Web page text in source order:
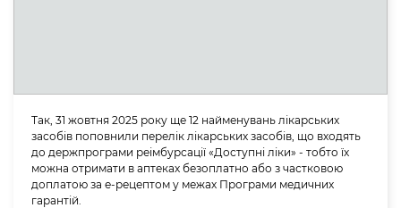
Так, 31 жовтня 2025 року ще 12 найменувань лікарських
засобів поповнили перелік лікарських засобів, що входять
до держпрограми реімбурсації «Доступні ліки» - тобто їх
можна отримати в аптеках безоплатно або з частковою
доплатою за е-рецептом у межах Програми медичних
гарантій.